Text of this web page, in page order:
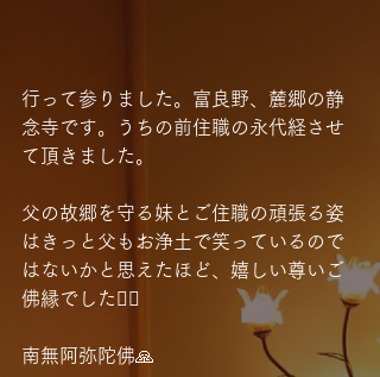
行って参りました。富良野、麓郷の静
念寺です。うちの前住職の永代経させ
て頂きました。
父の故郷を守る妹とご住職の頑張る姿
はきっと父もお浄土で笑っているので
はないかと思えたほど、嬉しい尊いご
佛縁でした🙇‍♂️
南無阿弥陀佛🙏